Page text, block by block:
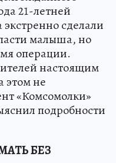
21-летней
сделали
малыша, но
операции.
настоящим
этом не
«Комсомолки»
подробности
БЕЗ